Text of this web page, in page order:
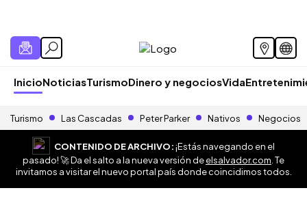
InicioNoticiasTurismoDinero y negociosVida
Turismo Las Cascadas Peter Parker Nativos Negocios
CONTENIDO DE ARCHIVO:¡Estás navegando en el
pasado! 🚀 Da el salto a la nueva versión deelsalvador.com . Te
invitamos a visitar el nuevo portal país donde coincidimos todos.